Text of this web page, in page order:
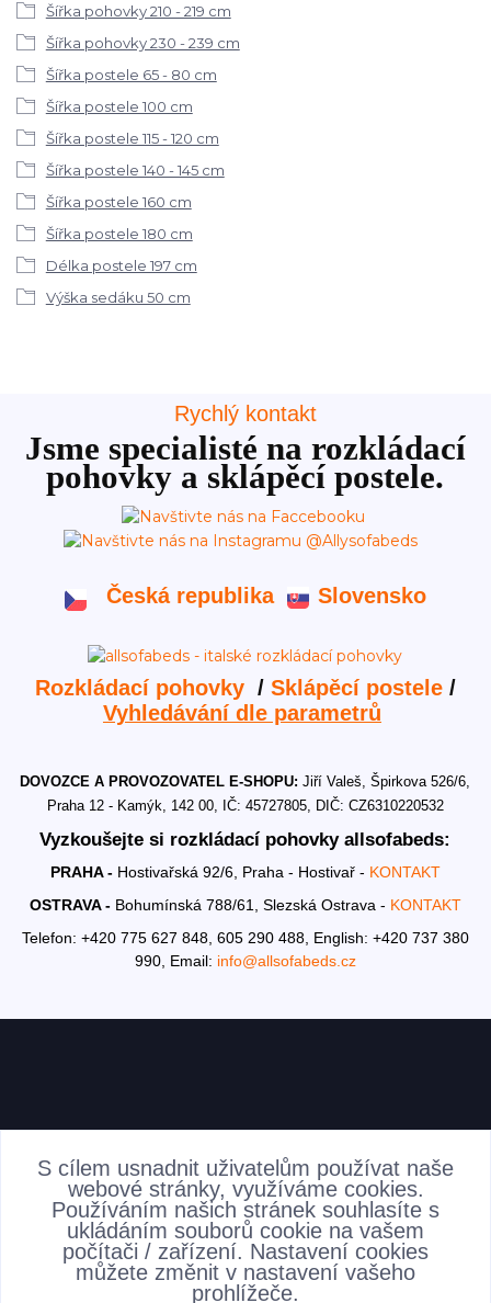
Šířka pohovky 210 - 219 cm
Šířka pohovky 230 - 239 cm
Šířka postele 65 - 80 cm
Šířka postele 100 cm
Šířka postele 115 - 120 cm
Šířka postele 140 - 145 cm
Šířka postele 160 cm
Šířka postele 180 cm
Délka postele 197 cm
Výška sedáku 50 cm
Rychlý kontakt
Jsme specialisté na rozkládací
pohovky a sklápěcí postele.
Česká republika Slovensko
Rozkládací pohovky / Sklápěcí postele/
Vyhledávání dle parametrů
DOVOZCE A PROVOZOVATEL E-SHOPU:Jiří Valeš, Špirkova 526/6,
Praha 12 - Kamýk, 142 00, IČ: 45727805, DIČ: CZ6310220532
Vyzkoušejte si rozkládací pohovky allsofabeds:
PRAHA - Hostivařská 92/6, Praha - Hostivař - KONTAKT
OSTRAVA - Bohumínská 788/61, Slezská Ostrava - KONTAKT
Telefon: +420 775 627 848, 605 290 488, English: +420 737 380
990, Email: info@allsofabeds.cz
AKTUALITY
S cílem usnadnit uživatelům používat naše
webové stránky, využíváme cookies.
Používáním našich stránek souhlasíte s
ukládáním souborů cookie na vašem
počítači / zařízení. Nastavení cookies
můžete změnit v nastavení vašeho
prohlížeče.